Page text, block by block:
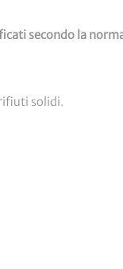
secondo la
solidi.